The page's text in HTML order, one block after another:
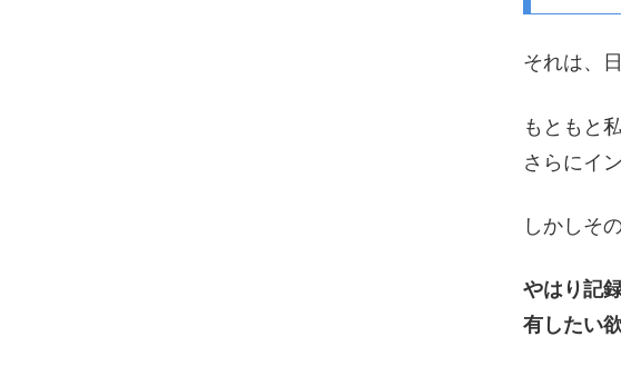
それは、
もともと
さらにイ
しかしそ
やはり記
有したい